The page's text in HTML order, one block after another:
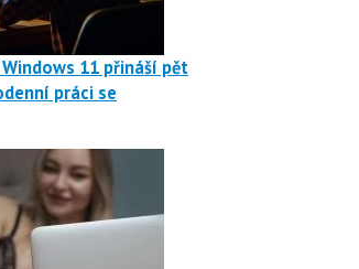
11 přináší pět
práci se